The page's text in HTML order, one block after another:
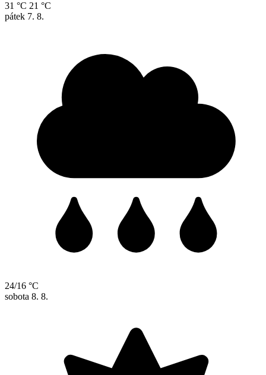
31 °C 21 °C
pátek 7. 8.
24/16 °C
sobota 8. 8.